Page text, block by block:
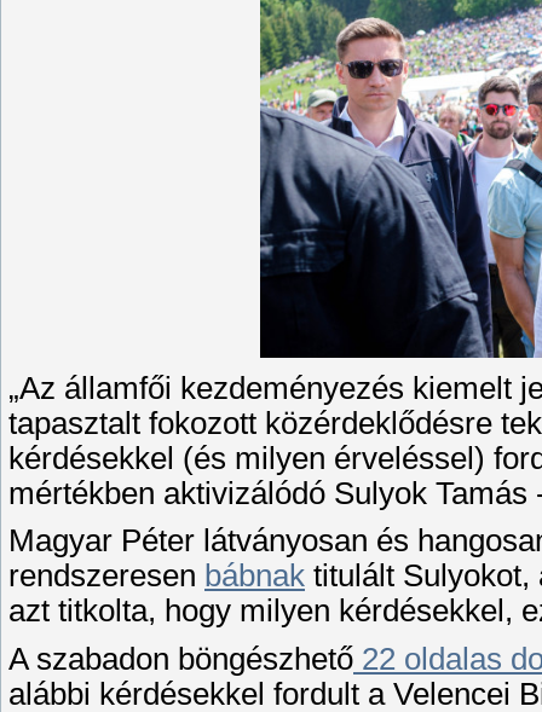
„Az államfői kezdeményezés kiemelt
tapasztalt fokozott közérdeklődésre
kérdésekkel (és milyen érveléssel)
mértékben aktivizálódó Sulyok
Magyar Péter látványosan és
rendszeresen bábnak titulált
azt titkolta, hogy milyen kérdésekkel,
A szabadon böngészhető 22 oldalas
alábbi kérdésekkel fordult a Velencei